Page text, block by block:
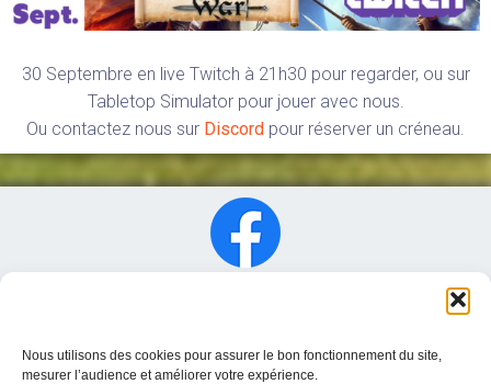
Nous utilisons des cookies pour assurer le bon fonctionnement du site,
mesurer l’audience et améliorer votre expérience.
30 Septembre en live Twitch à 21h30 pour regarder, ou sur
Tabletop Simulator pour jouer avec nous.
Ou contactez nous sur Discord pour réserver un créneau.